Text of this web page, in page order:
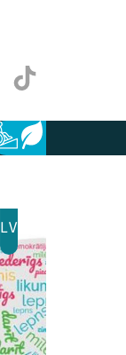
TikTok
Pieejamība
Ilgtspēja
LV